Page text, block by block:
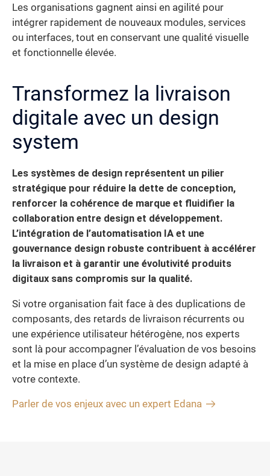
Les organisations gagnent ainsi en agilité pour
intégrer rapidement de nouveaux modules, services
ou interfaces, tout en conservant une qualité visuelle
et fonctionnelle élevée.
Transformez la livraison
digitale avec un design
system
Les systèmes de design représentent un pilier
stratégique pour réduire la dette de conception,
renforcer la cohérence de marque et fluidifier la
collaboration entre design et développement.
L’intégration de l’automatisation IA et une
gouvernance design robuste contribuent à accélérer
la livraison et à garantir une évolutivité produits
digitaux sans compromis sur la qualité.
Si votre organisation fait face à des duplications de
composants, des retards de livraison récurrents ou
une expérience utilisateur hétérogène, nos experts
sont là pour accompagner l’évaluation de vos besoins
et la mise en place d’un système de design adapté à
votre contexte.
Parler de vos enjeux avec un expert Edana